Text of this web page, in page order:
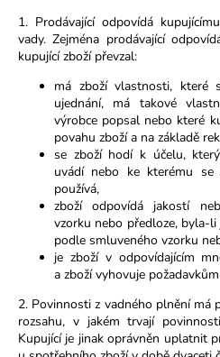
1. Prodávající odpovídá
vady. Zejména prodávající
kupující zboží převzal:
má zboží vlastnosti, které
ujednání, má takové
výrobce popsal nebo které
povahu zboží a na základě
se zboží hodí k účelu,
uvádí nebo ke kterému
používá,
zboží odpovídá jakostí
vzorku nebo předloze, byla-
podle smluveného vzorku
je zboží v odpovídajícím
a zboží vyhovuje
2. Povinnosti z vadného plnění má
rozsahu, v jakém trvají
Kupující je jinak oprávněn uplatnit